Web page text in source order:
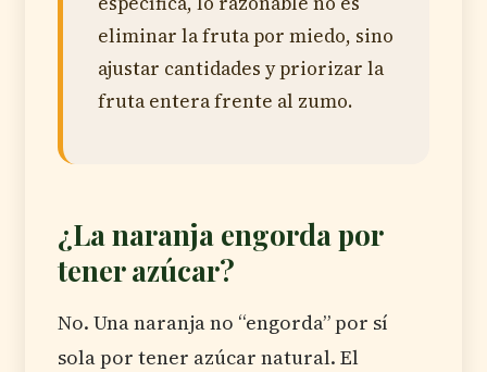
eliminar la fruta por miedo, sino
ajustar cantidades y priorizar la
fruta entera frente al zumo.
¿La naranja engorda por
tener azúcar?
No. Una naranja no “engorda” por sí
sola por tener azúcar natural. El